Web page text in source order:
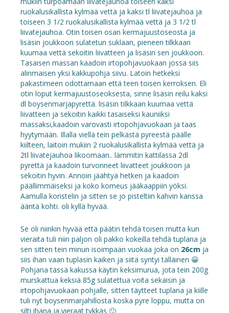
ruokalusikallista kylmää vettä ja kaksi tl liivatejauhoa ja
toiseen 3 1/2 ruokalusikallista kylmää vettä ja 3 1/2 tl
liivatejauhoa. Otin toisen osan kermajuustoseosta ja
lisäsin joukkoon sulatetun suklaan, pieneen tilkkaan
kuumaa vettä sekoitin liivatteen ja lisäsin sen joukkoon.
Tasaisen massan kaadoin irtopohjavuokaan jossa siis
alinmaisen yksi kakkupohja siivu. Latoin hetkeksi
pakastimeen odottamaan että teen toisen kerroksen. Eli
otin loput kermajuustoseoksesta, sinne lisäsin reilu kaksi
dl boysenmarjapyrettä. lisäsin tilkkaan kuumaa vettä
liivatteen ja sekoitin kaikki tasaiseksi kauniiksi
massaksi,kaadoin varovasti irtopohjavuokaan ja taas
hyytymään. Illalla viellä tein pelkästä pyreestä päälle
kiilteen, laitoin mukiin 2 ruokalusikallista kylmää vettä ja
2tl liivatejauhoa likoomaan.. lämmitin kattilassa 2dl
pyrettä ja kaadoin turvonneet liivatteet joukkoon ja
sekoitin hyvin. Annoin jäähtyä hetken ja kaadoin
päällimmäiseksi ja koko komeus jääkaappiin yöksi.
Aamulla koristelin ja sitten se jo pisteltiin kahvin kanssa
ääntä kohti. oli kyllä hyvää.
Se oli niinkin hyvää että päätin tehdä toisen mutta kun
vieraita tuli niin paljon oli pakko kokeilla tehdä tuplana ja
sen sitten tein minun isoimpaan vuokaa joka on 26cm ja
siis ihan vaan tuplasin kaiken ja siitä syntyi tälläinen 😀
Pohjana tässä kakussa käytin keksimurua, jota tein 200g
murskattua keksiä 85g sulatettua voita sekaisin ja
irtopohjavuokaan pohjalle, sitten täytteet tuplana ja kiille
tuli nyt boysenmarjahillosta koska pyre loppu, mutta on
silti ihana ja vieraat tykkäs 🙂